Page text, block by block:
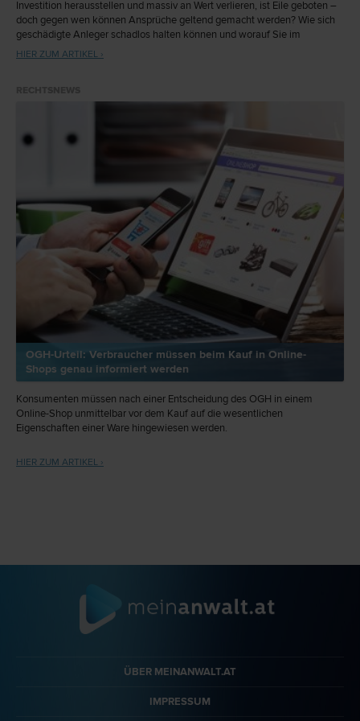
Investition herausstellen und massiv an Wert verlieren, ist Eile geboten –
doch gegen wen können Ansprüche geltend gemacht werden? Wie sich
geschädigte Anleger schadlos halten können und worauf Sie im
Anlagegespräch achten sollten, erklärt Rechtsanwalt und Anlegerschutz-
HIER ZUM ARTIKEL ›
OGH-Urteil: Verbraucher müssen beim Kauf in Online-
Shops genau informiert werden
Konsumenten müssen nach einer Entscheidung des OGH in einem
Online-Shop unmittelbar vor dem Kauf auf die wesentlichen
Eigenschaften einer Ware hingewiesen werden.
HIER ZUM ARTIKEL ›
ÜBER MEINANWALT.AT
IMPRESSUM